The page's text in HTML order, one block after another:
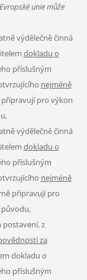
unie může
výdělečně činná
dokladu o
příslušným
nejméně
pro výkon
výdělečně činná
dokladu o
příslušným
nejméně
připravují pro
z
za
dokladu o
příslušným